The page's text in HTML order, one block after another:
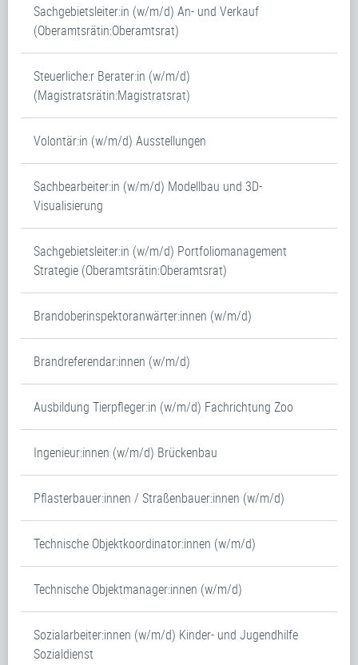
Sachgebietsleiter:in (w/m/d) An- und Verkauf
(Oberamtsrätin:Oberamtsrat)
Steuerliche:r Berater:in (w/m/d)
(Magistratsrätin:Magistratsrat)
Volontär:in (w/m/d) Ausstellungen
Sachbearbeiter:in (w/m/d) Modellbau und 3D-
Visualisierung
Sachgebietsleiter:in (w/m/d) Portfoliomanagement
Strategie (Oberamtsrätin:Oberamtsrat)
Brandoberinspektoranwärter:innen (w/m/d)
Brandreferendar:innen (w/m/d)
Ausbildung Tierpfleger:in (w/m/d) Fachrichtung Zoo
Ingenieur:innen (w/m/d) Brückenbau
Pflasterbauer:innen / Straßenbauer:innen (w/m/d)
Technische Objektkoordinator:innen (w/m/d)
Technische Objektmanager:innen (w/m/d)
Sozialarbeiter:innen (w/m/d) Kinder- und Jugendhilfe
Sozialdienst